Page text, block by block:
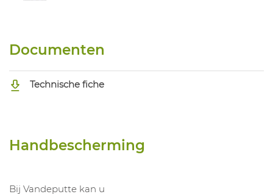
Documenten
Technische fiche
Handbescherming
Bij Vandeputte kan u